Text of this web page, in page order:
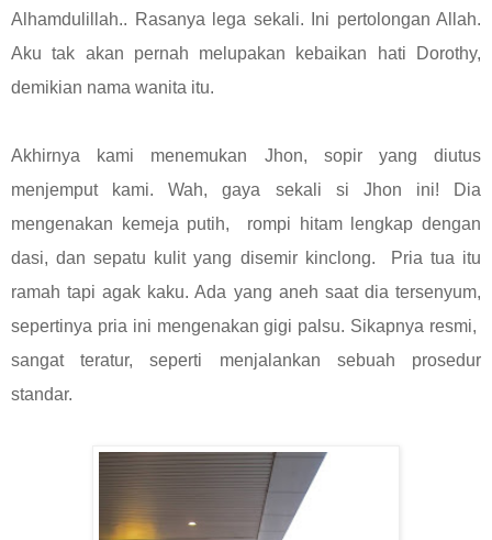
Alhamdulillah.. Rasanya lega sekali. Ini pertolongan Allah.
Aku tak akan pernah melupakan kebaikan hati Dorothy,
demikian nama wanita itu.
Akhirnya kami menemukan Jhon, sopir yang diutus
menjemput kami. Wah, gaya sekali si Jhon ini! Dia
mengenakan kemeja putih, rompi hitam lengkap dengan
dasi, dan sepatu kulit yang disemir kinclong. Pria tua itu
ramah tapi agak kaku. Ada yang aneh saat dia tersenyum,
sepertinya pria ini mengenakan gigi palsu. Sikapnya resmi,
sangat teratur, seperti menjalankan sebuah prosedur
standar.